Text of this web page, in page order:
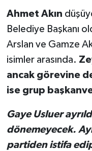
Ahmet Akın
Belediye Başkanı
Arslan ve Gamze
isimler arasında.
ancak görevine
ise grup
Gaye Usluer
dönemeyecek.
partiden istifa